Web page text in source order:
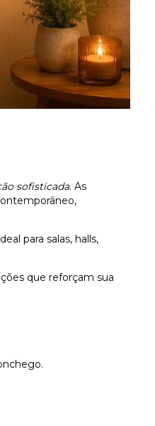
sofisticada. As
para salas, halls,
que reforçam sua